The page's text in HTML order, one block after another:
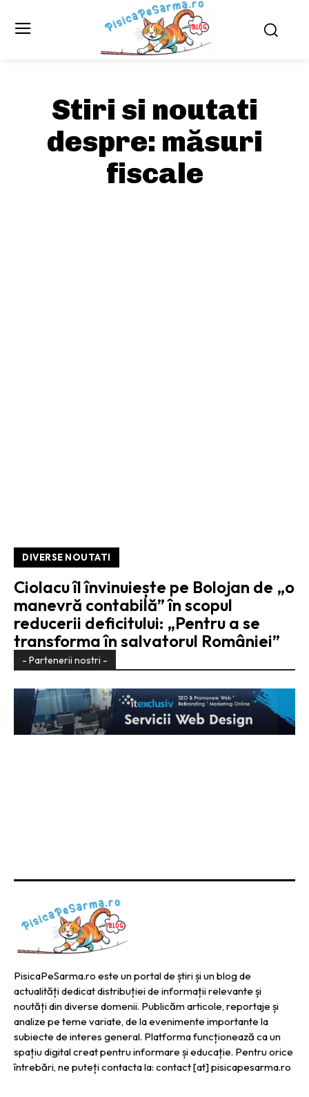
Stiri si noutati
despre: măsuri
fiscale
DIVERSE NOUTATI
Ciolacu îl învinuiește pe Bolojan de „o
manevră contabilă” în scopul
reducerii deficitului: „Pentru a se
transforma în salvatorul României”
- Partenerii nostri -
PisicaPeSarma.ro este un portal de știri și un blog de
actualități dedicat distribuției de informații relevante și
noutăți din diverse domenii. Publicăm articole, reportaje și
analize pe teme variate, de la evenimente importante la
subiecte de interes general. Platforma funcționează ca un
spațiu digital creat pentru informare și educație. Pentru orice
întrebări, ne puteți contacta la: contact [at] pisicapesarma.ro